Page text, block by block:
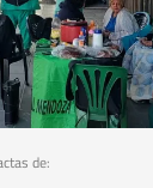
de: